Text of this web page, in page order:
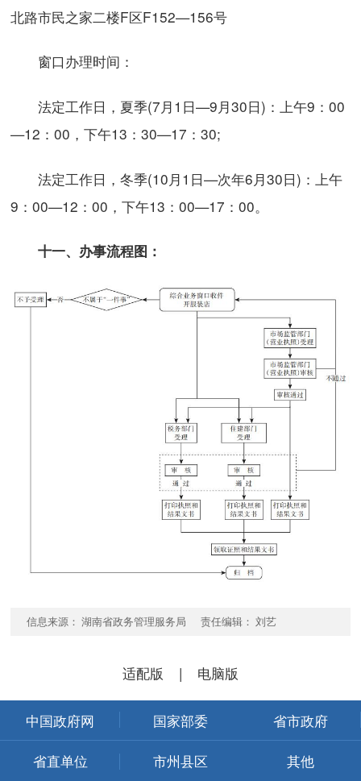
北路市民之家二楼F区F152—156号
窗口办理时间：
法定工作日，夏季(7月1日—9月30日)：上午9：00
—12：00，下午13：30—17：30;
法定工作日，冬季(10月1日—次年6月30日)：上午
9：00—12：00，下午13：00—17：00。
十一、办事流程图：
信息来源： 湖南省政务管理服务局 责任编辑： 刘艺
适配版 | 电脑版
中国政府网 国家部委 省市政府
省直单位 市州县区 其他